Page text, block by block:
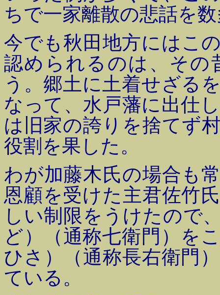
ちで一家離散の悲話を
今でも秋田地方にはこ
認められるのは、その
う。郷土に土着せざる
なって、水戸藩に出仕
は旧家の誇りを捨てず
役割を果した。
わが加藤木氏の場合も
恩顧を受けた主君佐竹
しい制限をうけたので
ど）（通称七衛門）を
ひさ）（通称長右衛門
ている。